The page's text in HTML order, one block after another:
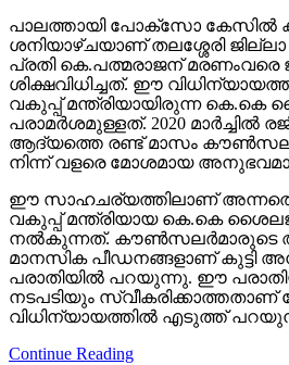
പാലത്തായി പോക്സോ കേസില്‍
ശനിയാഴ്ചയാണ് തലശ്ശേരി
പ്രതി കെ.പത്മരാജന് മരണംവരെ
ശിക്ഷവിധിച്ചത്. ഈ
വകുപ്പ് മന്ത്രിയായിരുന്ന കെ.കെ
പരാമര്‍ശമുള്ളത്. 2020 മാര്‍ച്ചില്‍
ആദ്യത്തെ രണ്ട് മാസം
നിന്ന് വളരെ മോശമായ
ഈ സാഹചര്യത്തിലാണ്
വകുപ്പ് മന്ത്രിയായ കെ.കെ
നല്‍കുന്നത്. കൗണ്‍സലര്‍മാരുടെ
മാനസിക പീഡനങ്ങളാണ് കുട്ടി
പരാതിയില്‍ പറയുന്നു. ഈ
നടപടിയും സ്വീകരിക്കാത്തതാണ്
വിധിന്യായത്തില്‍ എടുത്ത്
Continue Reading